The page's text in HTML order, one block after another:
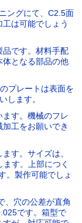
ングにて、C2.5面
は可能でしょう
品です。材料手配
体となる部品の他
プレートは表面を
します。
す。機械のフレ
工をお願いでき
す。サイズは、
す。上部につく
。製作可能でしょ
、穴の公差が直角
です。箱型で